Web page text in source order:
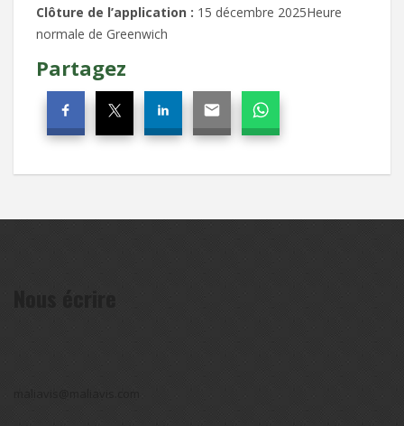
Clôture de l’application : 15 décembre 2025Heure
normale de Greenwich
Partagez